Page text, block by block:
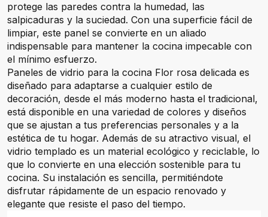
protege las paredes contra la humedad, las
salpicaduras y la suciedad. Con una superficie fácil de
limpiar, este panel se convierte en un aliado
indispensable para mantener la cocina impecable con
el mínimo esfuerzo.
Paneles de vidrio para la cocina Flor rosa delicada es
diseñado para adaptarse a cualquier estilo de
decoración, desde el más moderno hasta el tradicional,
está disponible en una variedad de colores y diseños
que se ajustan a tus preferencias personales y a la
estética de tu hogar. Además de su atractivo visual, el
vidrio templado es un material ecológico y reciclable, lo
que lo convierte en una elección sostenible para tu
cocina. Su instalación es sencilla, permitiéndote
disfrutar rápidamente de un espacio renovado y
elegante que resiste el paso del tiempo.